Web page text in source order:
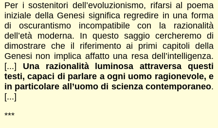
Per i sostenitori dell’evoluzionismo, rifarsi al poema
iniziale della Genesi significa regredire in una forma
di oscurantismo incompatibile con la razionalità
dell’età moderna. In questo saggio cercheremo di
dimostrare che il riferimento ai primi capitoli della
Genesi non implica affatto una resa dell’intelligenza.
[...] Una razionalità luminosa attraversa questi
testi, capaci di parlare a ogni uomo ragionevole, e
in particolare all’uomo di scienza contemporaneo.
[...]
***